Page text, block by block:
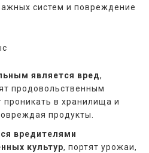
систем и повреждение
является вред,
продовольственным
проникать в хранилища и
продукты.
вредителями
культур, портят урожаи,